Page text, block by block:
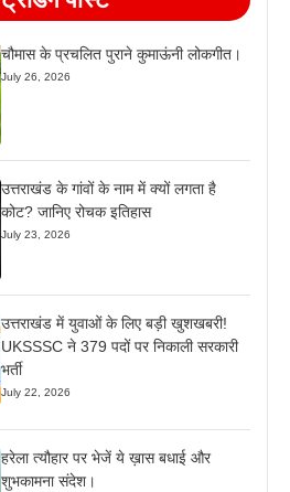
चौमास के प्रचलित पुराने कुमाऊंनी लोकगीत।
July 26, 2026
उत्तराखंड के गांवों के नाम में क्यों लगता है
कोट? जानिए रोचक इतिहास
July 23, 2026
उत्तराखंड में युवाओं के लिए बड़ी खुशखबरी!
UKSSSC ने 379 पदों पर निकाली सरकारी
भर्ती
July 22, 2026
हरेला त्यौहार पर भेजें ये ख़ास बधाई और
शुभकामना संदेश।